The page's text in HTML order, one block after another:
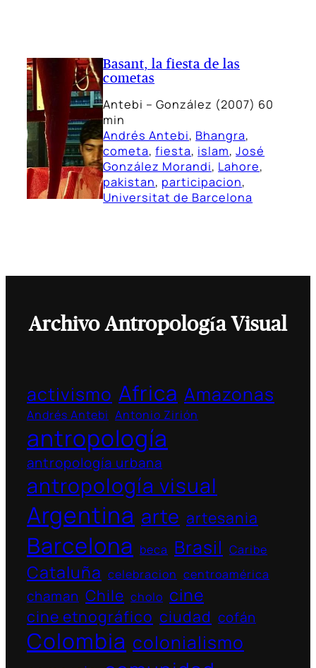
Basant, la fiesta de las
cometas
Antebi – González (2007) 60
min
Andrés Antebi, Bhangra
cometa, fiesta, islam, José
González Morandi, Lahore
pakistan, participacion
Universitat de Barcelona
Archivo Antropología Visual
activismo Africa Amazonas
Andrés Antebi Antonio Zirión
antropología
antropología urbana
antropología visual
Argentina arte artesania
Barcelona beca Brasil Caribe
Cataluña celebracion centroamérica
chaman Chile cholo cine
cine etnográfico ciudad cofán
Colombia colonialismo